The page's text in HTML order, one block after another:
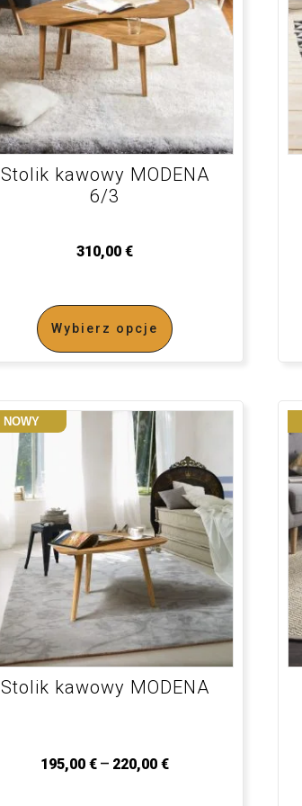
Stolik kawowy MODENA
6/3
310,00€
Wybierz opcje
NOWY
Stolik kawowy MODENA
195,00€ – 220,00€